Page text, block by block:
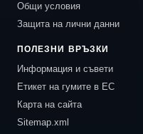
Общи условия
Защита на лични данни
ПОЛЕЗНИ ВРЪЗКИ
Информация и съвети
Етикет на гумите в ЕС
Карта на сайта
Sitemap.xml